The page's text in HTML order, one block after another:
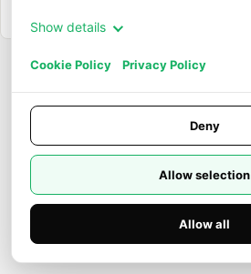
Show details
Cookie Policy Privacy Policy
Deny
Allow selection
Allow all